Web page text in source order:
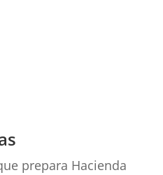
prepara Hacienda